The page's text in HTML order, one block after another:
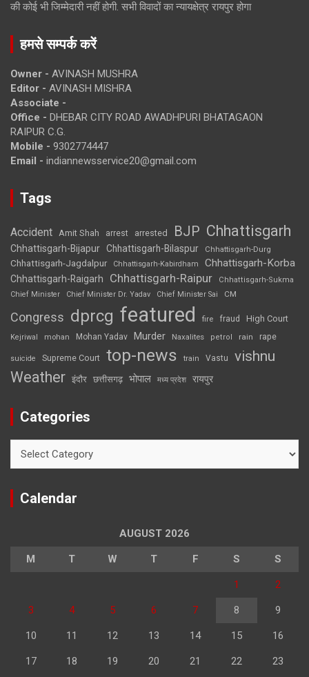
की कोई भी जिम्मेदारी नहीं होगी. सभी विवादों का न्यायक्षेत्र रायपुर होगा
हमसे सम्पर्क करें
Owner - AVINASH MUSHRA
Editor - AVINASH MISHRA
Associate -
Office - DHEBAR CITY ROAD AWADHPURI BHATAGAON
RAIPUR C.G.
Mobile - 9302774447
Email - indiannewsservice20@gmail.com
Tags
Accident Amit Shah arrest arrested BJP Chhattisgarh
Chhattisgarh-Bijapur Chhattisgarh-Bilaspur Chhattisgarh-Durg
Chhattisgarh-Jagdalpur Chhattisgarh-Kabirdham Chhattisgarh-Korba
Chhattisgarh-Raigarh Chhattisgarh-Raipur
Chhattisgarh-Sukma
Chief Minister
Chief Minister Dr. Yadav Chief Minister Sai CM
Congress dprcg featured fire fraud High Court
Kejriwal mohan Mohan Yadav Murder Naxalites petrol rain rape
suicide Supreme Court top-news train Vastu vishnu
Weather इंदौर छत्तीसगढ़ भोपाल मध्य प्रदेश रायपुर
Categories
Calendar
AUGUST 2026
M T W T F S S
1 2
3 4 5 6 7 8 9
10 11 12 13 14 15 16
17 18 19 20 21 22 23